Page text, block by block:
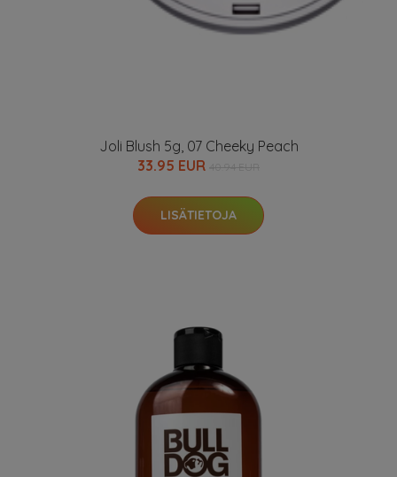
Joli Blush 5g, 07 Cheeky Peach
33.95 EUR
LISÄTIETOJA